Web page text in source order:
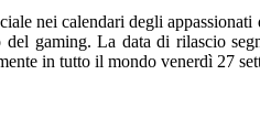
nei calendari degli
gaming. La data di rilascio
in tutto il mondo venerdì 27